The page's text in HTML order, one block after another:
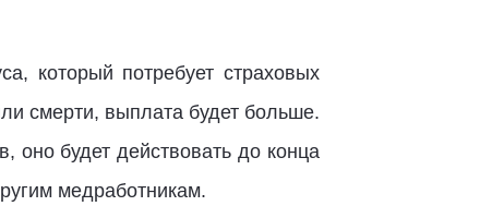
который потребует страховых
смерти, выплата будет больше.
оно будет действовать до конца
медработникам.